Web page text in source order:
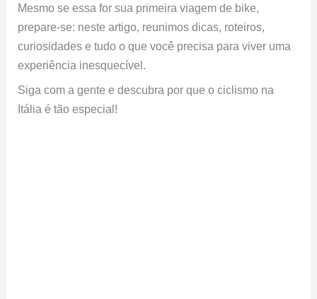
Mesmo se essa for sua primeira viagem de bike,
prepare-se: neste artigo, reunimos dicas, roteiros,
curiosidades e tudo o que você precisa para viver uma
experiência inesquecível.
Siga com a gente e descubra por que o ciclismo na
Itália é tão especial!